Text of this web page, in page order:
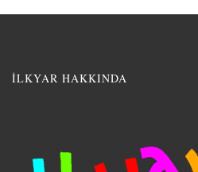
İLKYAR HAKKINDA